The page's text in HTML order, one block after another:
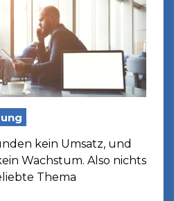
kein Umsatz, und
Wachstum. Also nichts
Thema